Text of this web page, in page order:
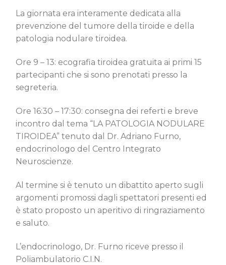
La giornata era interamente dedicata alla
prevenzione del tumore della tiroide e della
patologia nodulare tiroidea.
Ore 9 – 13: ecografia tiroidea gratuita ai primi 15
partecipanti che si sono prenotati presso la
segreteria.
Ore 16:30 – 17:30: consegna dei referti e breve
incontro dal tema “LA PATOLOGIA NODULARE
TIROIDEA” tenuto dal Dr. Adriano Furno,
endocrinologo del Centro Integrato
Neuroscienze.
Al termine si è tenuto un dibattito aperto sugli
argomenti promossi dagli spettatori presenti ed
è stato proposto un aperitivo di ringraziamento
e saluto.
L’endocrinologo, Dr. Furno riceve presso il
Poliambulatorio C.I.N.